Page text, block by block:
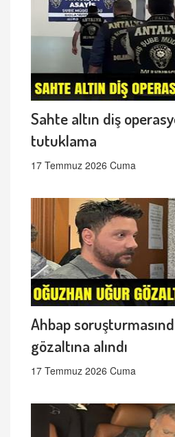
Sahte altın diş
tutuklama
17 Temmuz 2026 Cuma
Ahbap
gözaltına alındı
17 Temmuz 2026 Cuma